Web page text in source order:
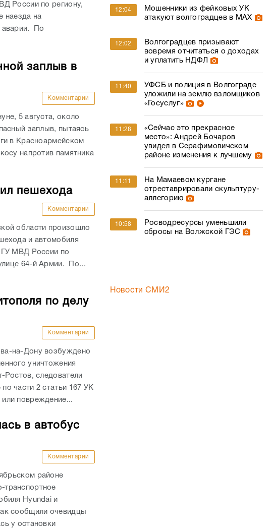
России по региону,
наезда на
аварии. По
заплыв в
Комментарии
5 августа, около
заплыв, пытаясь
в Красноармейском
напротив памятника
пешехода
Комментарии
области произошло
и автомобиля
МВД России по
64-й Армии. По...
по делу
Комментарии
на-Дону возбуждено
уничтожения
Ростов, следователи
части 2 статьи 167 УК
повреждение...
в автобус
Комментарии
районе
транспортное
Hyundai и
сообщили очевидцы
у остановки
12:04
Мошенники из фейковых УК
атакуют волгоградцев в МАХ
12:02
Волгоградцев призывают
вовремя отчитаться о доходах
и уплатить НДФЛ
11:40
УФСБ и полиция в Волгограде
уложили на землю взломщиков
«Госуслуг»
11:28
«Сейчас это прекрасное
место»: Андрей Бочаров
увидел в Серафимовичском
районе изменения к лучшему
11:11
На Мамаевом кургане
отреставрировали скульптуру-
аллегорию
10:58
Росводресурсы уменьшили
сбросы на Волжской ГЭС
Новости СМИ2